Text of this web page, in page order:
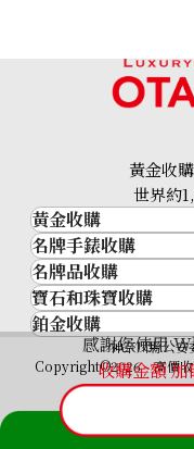
Platinum (Pt1000)
46.7g
參考回收價
HKD 32,437.35
感謝您使用
收購金額
黃金收
世界約
黃金收購
黃金･金條
金條
金幣及銀幣
過去十年黃金價格
金飾
金戒指
金頸鍊
名牌手錶收購
名牌手錶收購
勞力士 (Rolex)
Patek Philippe
Audemars Piguet
Vacheron
A. Lange & Söhne
Breguet
名牌品收購
名牌品收購
HERMES
LOUIS VUITTON
CHANEL
卡地亞（Cartier）
CELINE
寶石和珠寶收購
寶石和珠寶
祖母綠
藍寶石
紅寶石
鉑金收購
神奈川縣公
Copyright©2026 高價收